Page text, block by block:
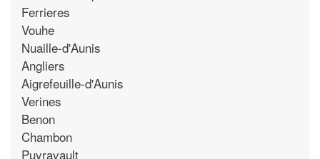
Ferrieres
Vouhe
Nuaille-d'Aunis
Angliers
Aigrefeuille-d'Aunis
Verines
Benon
Chambon
Puyravault